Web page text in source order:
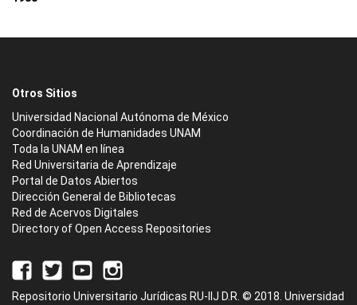
Otros Sitios
Universidad Nacional Autónoma de México
Coordinación de Humanidades UNAM
Toda la UNAM en línea
Red Universitaria de Aprendizaje
Portal de Datos Abiertos
Dirección General de Bibliotecas
Red de Acervos Digitales
Directory of Open Access Repositories
Repositorio Universitario Jurídicas RU-IIJ D.R. © 2018. Universidad